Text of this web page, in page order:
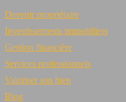
Devenir propriétaire
Investissements immobiliers
Gestion financière
Services professionnels
Valoriser son bien
Blog